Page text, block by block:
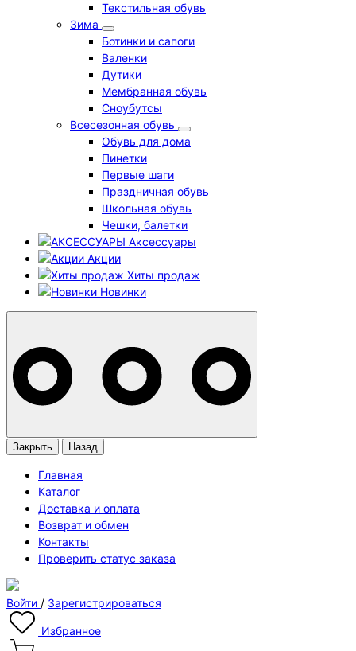
Текстильная обувь
Зима
Ботинки и сапоги
Валенки
Дутики
Мембранная обувь
Сноубутсы
Всесезонная обувь
Обувь для дома
Пинетки
Первые шаги
Праздничная обувь
Школьная обувь
Чешки, балетки
Аксессуары
Акции
Хиты продаж
Новинки
Закрыть Назад
Главная
Каталог
Доставка и оплата
Возврат и обмен
Контакты
Проверить статус заказа
Войти / Зарегистрироваться
Избранное